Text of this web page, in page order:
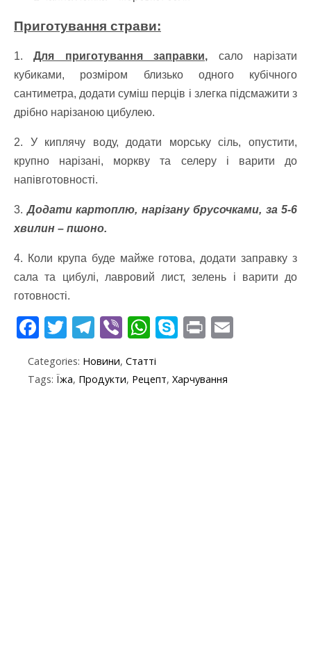
Приготування страви:
1.Для приготування заправки, сало нарізати
кубиками, розміром близько одного кубічного
сантиметра, додати суміш перців і злегка підсмажити з
дрібно нарізаною цибулею.
2. У киплячу воду, додати морську сіль, опустити,
крупно нарізані, моркву та селеру і варити до
напівготовності.
3.Додати картоплю, нарізану брусочками, за 5-6
хвилин – пшоно.
4. Коли крупа буде майже готова, додати заправку з
сала та цибулі, лавровий лист, зелень і варити до
готовності.
F
e
b
T
itt
er
T
e
gr
Vi
er
W
at
S
y
p
Pr
t
Categories: Новини, Статті
Tags: Їжа, Продукти, Рецепт, Харчування